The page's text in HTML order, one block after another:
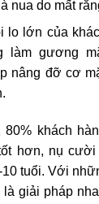
nua do mất
lo lớn của
làm gương
nâng đỡ cơ
80% khách
hơn, nụ
10 tuổi. Với
là giải pháp